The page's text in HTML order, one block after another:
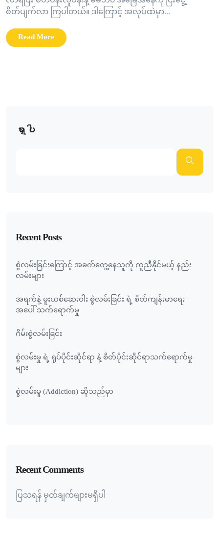
စိတ်ပျက်လာ ကြပါတယ်။ ဒါကြောင့် အလုပ်ထဲမှာ...
Read More
ရှာပါ
Recent Posts
စွဲလမ်းခြင်းကြောင့် အခက်တွေ့နေသူကို ကူညီနိုင်မယ့် နည်း
လမ်းများ
အရက်နဲ့ မူးယစ်ဆေးဝါး စွဲလမ်းခြင်း ရဲ့ စိတ်ကျန်းမာရေး
အပေါ် သက်ရောက်မှု
ဂိမ်းစွဲလမ်းခြင်း
စွဲလမ်းမှု ရဲ့ ရုပ်ပိုင်းဆိုင်ရာ နဲ့ စိတ်ပိုင်းဆိုင်ရာသက်ရောက်မှု
များ
စွဲလမ်းမှု (Addiction) ဆိုသည်မှာ
Recent Comments
ပြသရန် မှတ်ချက်များမရှိပါ